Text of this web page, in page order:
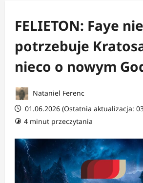
FELIETON: Faye nie
potrzebuje
nieco o nowym
Nataniel Ferenc
01.06.2026 (Ostatnia aktualizacja:
4 minut przeczytania